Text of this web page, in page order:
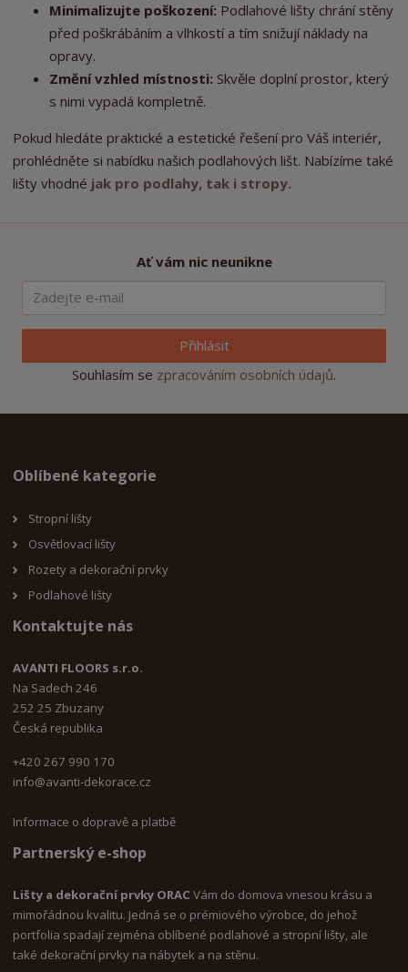
Minimalizujte poškození: Podlahové lišty chrání stěny
před poškrábáním a vlhkostí a tím snižují náklady na
opravy.
Změní vzhled místnosti: Skvěle doplní prostor, který
s nimi vypadá kompletně.
Pokud hledáte praktické a estetické řešení pro Váš interiér,
prohlédněte si nabídku našich podlahových lišt. Nabízíme také
lišty vhodné jak pro podlahy, tak i stropy.
Ať vám nic neunikne
Přihlásit
Souhlasím se zpracováním osobních údajů.
Oblíbené kategorie
Stropní lišty
Osvětlovací lišty
Rozety a dekorační prvky
Podlahové lišty
Kontaktujte nás
AVANTI FLOORS s.r.o.
Na Sadech 246
252 25 Zbuzany
Česká republika
+420 267 990 170
info@avanti-dekorace.cz
Informace o dopravě a platbě
Partnerský e-shop
Lišty a dekorační prvky ORAC Vám do domova vnesou krásu a
mimořádnou kvalitu. Jedná se o prémiového výrobce, do jehož
portfolia spadají zejména oblíbené podlahové a stropní lišty, ale
také dekorační prvky na nábytek a na stěnu.